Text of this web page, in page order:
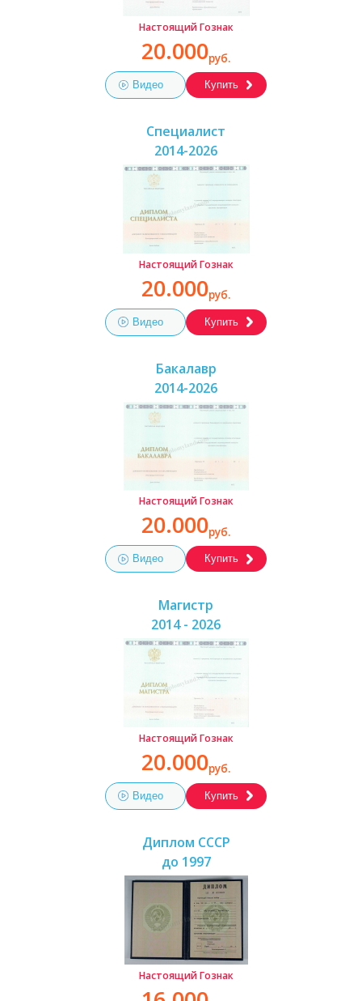
Настоящий Гознак
20.000руб.
Видео Купить
Специалист
2014-2026
Настоящий Гознак
20.000руб.
Видео Купить
Бакалавр
2014-2026
Настоящий Гознак
20.000руб.
Видео Купить
Магистр
2014 - 2026
Настоящий Гознак
20.000руб.
Видео Купить
Диплом СССР
до 1997
Настоящий Гознак